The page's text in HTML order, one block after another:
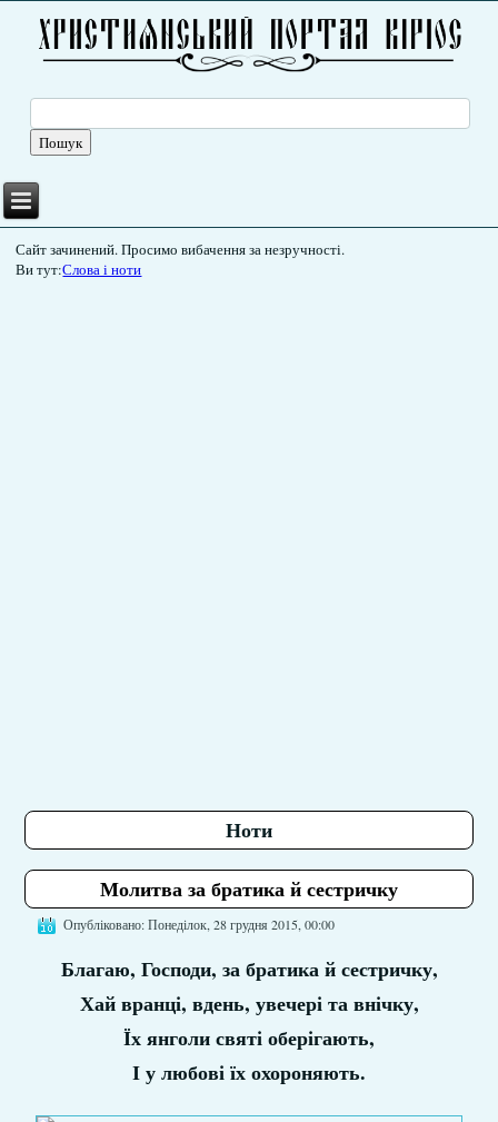
Сайт зачинений. Просимо вибачення за незручності.
Ви тут:Слова і ноти
Ноти
Молитва за братика й сестричку
Опубліковано: Понеділок, 28 грудня 2015, 00:00
Благаю, Господи, за братика й сестричку,
Хай вранці, вдень, увечері та внічку,
Їх янголи святі оберігають,
І у любові їх охороняють.